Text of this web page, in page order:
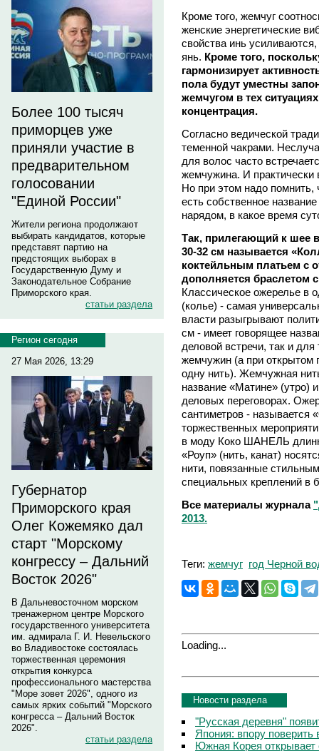
Более 100 тысяч
приморцев уже
приняли участие в
предварительном
голосовании
"Единой России"
Жители региона продолжают
выбирать кандидатов, которые
представят партию на
предстоящих выборах в
Государственную Думу и
Законодательное Собрание
Приморского края.
статьи раздела
Регион сегодня
27 Мая 2026, 13:29
Губернатор
Приморского края
Олег Кожемяко дал
старт "Морскому
конгрессу – Дальний
Восток 2026"
В Дальневосточном морском
тренажерном центре Морского
государственного университета
им. адмирала Г. И. Невельского
во Владивостоке состоялась
торжественная церемония
открытия конкурса
профессионального мастерства
"Море зовет 2026", одного из
самых ярких событий "Морского
конгресса – Дальний Восток
2026".
статьи раздела
Кроме того, жемчуг
женские энергетические
свойства инь
янь. Кроме того,
гармонизирует
пола будут уместны
жемчугом в тех
концентрация.
Согласно ведической
теменной чакрами.
для волос часто
жемчужина. И
Но при этом надо
есть собственное
нарядом, в какое время
Так, прилегающий к шее
30-32 см называется
коктейльным платьем с
дополняется браслетом
Классическое ожерелье в
(колье) - самая
власти разыгрывают
см - имеет говорящее
деловой встречи, так и
жемчужин (а при открытом
одну нить). Жемчужная
название «Матине» (утро)
деловых переговорах.
сантиметров - называется
торжественных
в моду Коко ШАНЕЛЬ
«Роуп» (нить, канат)
нити, повязанные
специальных креплений в
Все материалы журнала
2013.
Теги: жемчуг год Черной
Loading...
Новости раздела
"Русская деревня"
Япония: впору поверить
Южная Корея открывает